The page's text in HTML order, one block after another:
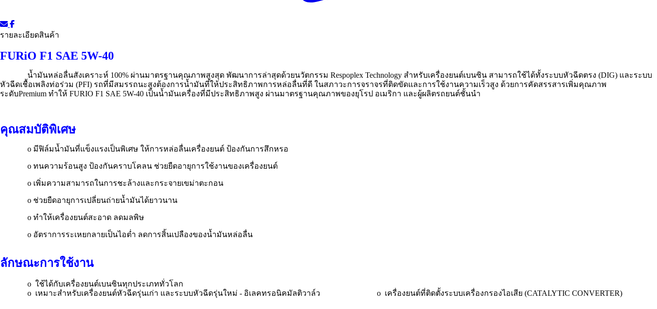
รายละเอียดสินค้า
FURiO F1 SAE 5W-40
น้ำมันหล่อลื่นสังเคราะห์ 100% ผ่านมาตรฐานคุณภาพสูงสุด พัฒนาการล่าสุดด้วยนวัตกรรม Respoplex Technology สำหรับเครื่องยนต์เบนซิน สามารถใช้ได้ทั้งระบบหัวฉีดตรง (DIG) และระบบ
หัวฉีดเชื้อเพลิงท่อร่วม (PFI) รถที่มีสมรรถนะสูงต้องการน้ำมันที่ให้ประสิทธิภาพการหล่อลื่นที่ดี ในสภาวะการจราจรที่ติดขัดและการใช้งานความเร็วสูง ด้วยการคัดสรรสารเพิ่มคุณภาพ
ระดับPremium ทำให้ FURIO F1 SAE 5W-40 เป็นน้ำมันเครื่องที่มีประสิทธิภาพสูง ผ่านมาตรฐานคุณภาพของยุโรป อเมริกา และผู้ผลิตรถยนต์ชั้นนำ
คุณสมบัติพิเศษ
o มีฟิล์มน้ำมันที่แข็งแรงเป็นพิเศษ ให้การหล่อลื่นเครื่องยนต์ ป้องกันการสึกหรอ
o ทนความร้อนสูง ป้องกันคราบโคลน ช่วยยืดอายุการใช้งานของเครื่องยนต์
o เพิ่มความสามารถในการชะล้างและกระจายเขม่าตะกอน
o ช่วยยืดอายุการเปลี่ยนถ่ายน้ำมันได้ยาวนาน
o ทำให้เครื่องยนต์สะอาด ลดมลพิษ
o อัตราการระเหยกลายเป็นไอต่ำ ลดการสิ้นเปลืองของน้ำมันหล่อลื่น
ลักษณะการใช้งาน
o ใช้ได้กับเครื่องยนต์เบนซินทุกประเภททั่วโลก
o เหมาะสำหรับเครื่องยนต์หัวฉีดรุ่นเก่า และระบบหัวฉีดรุ่นใหม่ - อิเลคทรอนิคมัลติวาล์ว o เครื่องยนต์ที่ติดตั้งระบบเครื่องกรองไอเสีย (CATALYTIC CONVERTER)